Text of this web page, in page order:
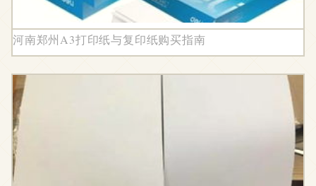
河南郑州A3打印纸与复印纸购买指南